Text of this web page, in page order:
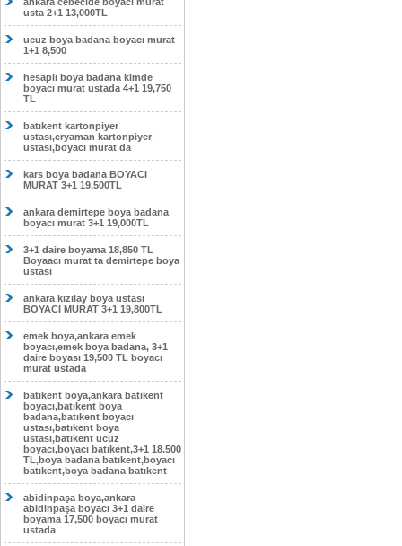
usta 2+1 13,000TL
ucuz boya badana boyacı murat
1+1 8,500
hesaplı boya badana kimde
boyacı murat ustada 4+1 19,750
TL
batıkent kartonpiyer
ustası,eryaman kartonpiyer
ustası,boyacı murat da
kars boya badana BOYACI
MURAT 3+1 19,500TL
ankara demirtepe boya badana
boyacı murat 3+1 19,000TL
3+1 daire boyama 18,850 TL
Boyaacı murat ta demirtepe boya
ustası
ankara kızılay boya ustası
BOYACI MURAT 3+1 19,800TL
emek boya,ankara emek
boyacı,emek boya badana, 3+1
daire boyası 19,500 TL boyacı
murat ustada
batıkent boya,ankara batıkent
boyacı,batıkent boya
badana,batıkent boyacı
ustası,batıkent boya
ustası,batıkent ucuz
boyacı,boyacı batıkent,3+1 18.500
TL,boya badana batıkent,boyacı
batıkent,boya badana batıkent
abidinpaşa boya,ankara
abidinpaşa boyacı 3+1 daire
boyama 17,500 boyacı murat
ustada